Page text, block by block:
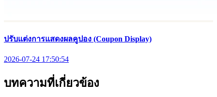
ปรับแต่งการแสดงผลคูปอง (Coupon Display)
2026-07-24 17:50:54
บทความที่เกี่ยวข้อง